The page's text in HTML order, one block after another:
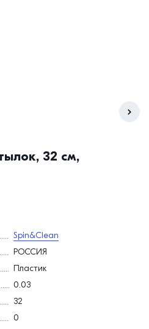
32 см,
Spin&Clean
РОССИЯ
Пластик
0.03
32
0